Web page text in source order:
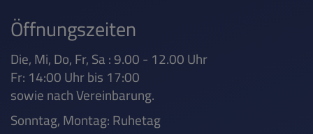
Öffnungszeiten
Die, Mi, Do, Fr, Sa : 9.00 - 12.00 Uhr
Fr: 14:00 Uhr bis 17:00
sowie nach Vereinbarung.
Sonntag, Montag: Ruhetag